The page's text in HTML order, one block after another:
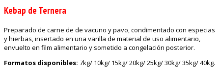
Kebap de Ternera
Preparado de carne de de vacuno y pavo, condimentado con especias
y hierbas, insertado en una varilla de material de uso alimentario,
envuelto en film alimentario y sometido a congelación posterior.
Formatos disponibles: 7kg/ 10kg/ 15kg/ 20kg/ 25kg/ 30kg/ 35kg/ 40kg.